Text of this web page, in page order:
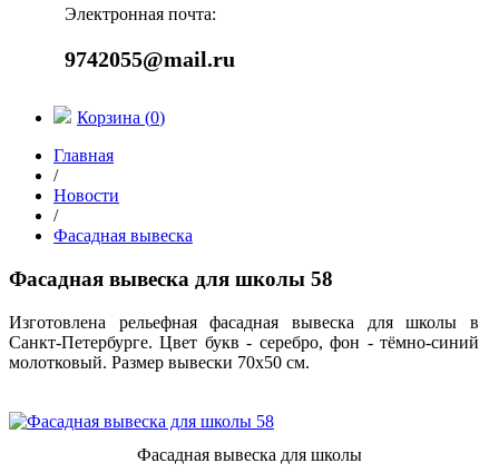
Электронная почта:
9742055@mail.ru
Корзина (0)
Главная
/
Новости
/
Фасадная вывеска
Фасадная вывеска для школы 58
Изготовлена рельефная фасадная вывеска для школы в
Санкт-Петербурге. Цвет букв - серебро, фон - тёмно-синий
молотковый. Размер вывески 70х50 см.
Фасадная вывеска для школы